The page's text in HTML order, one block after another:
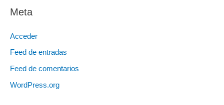
Meta
Acceder
Feed de entradas
Feed de comentarios
WordPress.org